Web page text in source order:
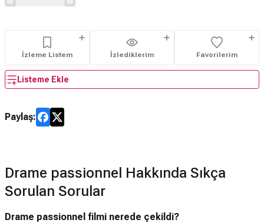
İzleme Listem İzlediklerim Favorilerim
Listeme Ekle
Paylaş:
Drame passionnel Hakkında Sıkça
Sorulan Sorular
Drame passionnel filmi nerede çekildi?